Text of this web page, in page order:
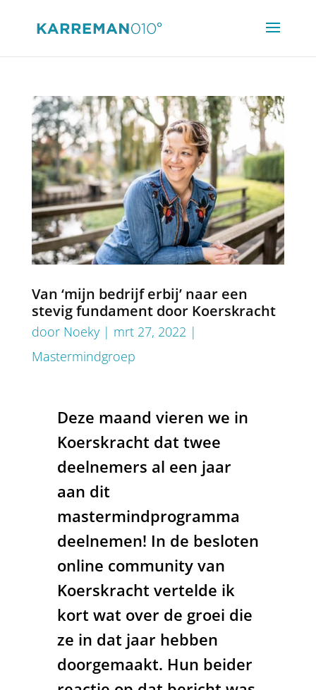
Van ‘mijn bedrijf erbij’ naar een
stevig fundament door Koerskracht
door Noeky| mrt 27, 2022 |
Mastermindgroep
Deze maand vieren we in
Koerskracht dat twee
deelnemers al een jaar
aan dit
mastermindprogramma
deelnemen! In de besloten
online community van
Koerskracht vertelde ik
kort wat over de groei die
ze in dat jaar hebben
doorgemaakt. Hun beider